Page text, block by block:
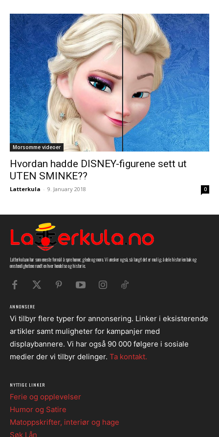
Morsomme videoer
Hvordan hadde DISNEY-figurene sett ut
UTEN SMINKE??
Latterkula - 9. January 2018 0
Latterkula.no har som eneste formål å spre humor, glede og moro. Vi ønsker også, så langt det er mulig, å dele historien bak og
omstendighetene rundt en hver hendelse og historie.
ANNONSERE
Vi tilbyr flere typer for annonsering. Linker i eksisterende
artikler samt muligheter for kampanjer med
displaybannere. Vi har også 90 000 følgere i sosiale
medier der vi tilbyr delinger. Ta kontakt.
NYTTIGE LINKER
Ferie og opplevelser
Humor og Satire
Matoppskrifter, interiør og hage
Søk Lån